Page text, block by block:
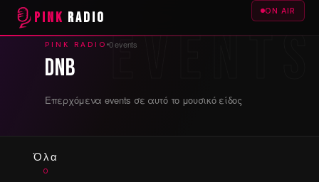
PINK RADIO ON AIR
PINK RADIO 0 events
dnb
Επερχόμενα events σε αυτό το μουσικό είδος
Όλα
0